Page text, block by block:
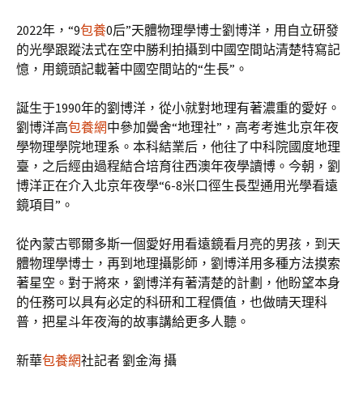
2022年，“9包養0后”天體物理學博士劉博洋，用自立研發
的光學跟蹤法式在空中勝利拍攝到中國空間站清楚特寫記
憶，用鏡頭記載著中國空間站的“生長”。
誕生于1990年的劉博洋，從小就對地理有著濃重的愛好。
劉博洋高包養網中參加黌舍“地理社”，高考考進北京年夜
學物理學院地理系。本科結業后，他往了中科院國度地理
臺，之后經由過程結合培育往西澳年夜學讀博。今朝，劉
博洋正在介入北京年夜學“6-8米口徑生長型通用光學看遠
鏡項目”。
從內蒙古鄂爾多斯一個愛好用看遠鏡看月亮的男孩，到天
體物理學博士，再到地理攝影師，劉博洋用多種方法摸索
著星空。對于將來，劉博洋有著清楚的計劃，他盼望本身
的任務可以具有必定的科研和工程價值，也做晴天理科
普，把星斗年夜海的故事講給更多人聽。
新華包養網社記者 劉金海 攝